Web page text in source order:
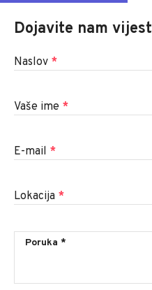
Dojavite nam vijest
Naslov *
Vaše ime *
E-mail *
Lokacija *